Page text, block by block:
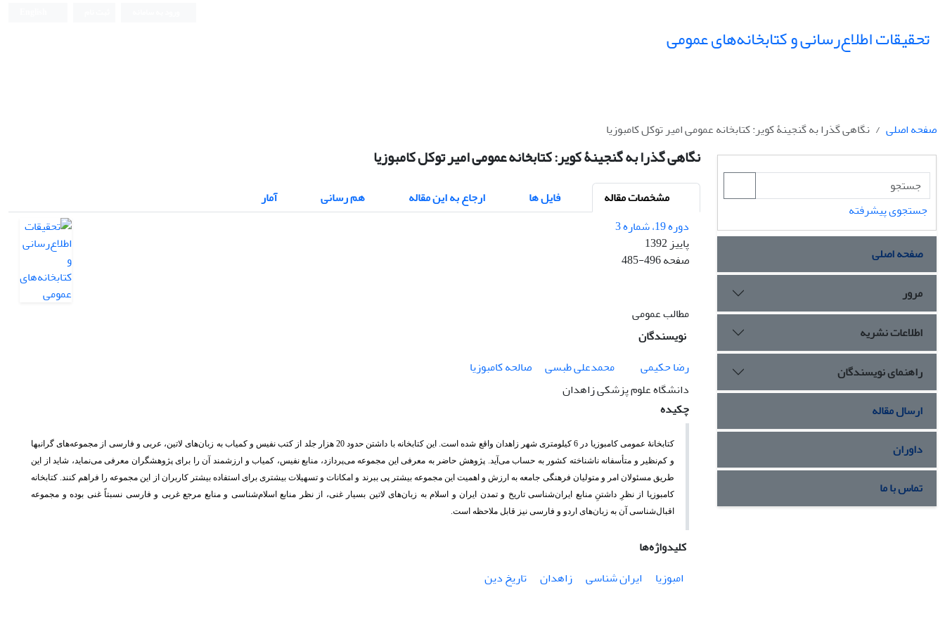
تحقیقات اطلاع‌رسانی و کتابخانه‌های عمومی
صفحه اصلی نگاهی گذرا به گنجینۀ کویر: کتابخانه عمومی امیر توکل کامبوزیا
نگاهی گذرا به گنجینۀ کویر: کتابخانه عمومی امیر توکل کامبوزیا
مشخصات مقاله فایل ها ارجاع به این مقاله هم رسانی
آمار
دوره 19، شماره 3
پاییز 1392
صفحه485-496
مطالب عمومی
نویسندگان
رضا حکیمی
محمدعلی طبسی
صالحه کامبوزیا
دانشگاه علوم پزشکی زاهدان
چکیده
کتابخانۀ عمومی کامبوزیا در 6 کیلومتری شهر زاهدان واقع شده است. این کتابخانه با داشتن حدود 20 هزار جلد از کتب نفیس و کمیاب به زبان‌های لاتین، عربی و فارسی از مجموعه‌های گرانبها
و کم‌نظیر و متأسفانه ناشناخته کشور به حساب می‌آید. پژوهش حاضر به معرفی این مجموعه می‌پردازد، منابع نفیس، کمیاب و ارزشمند آن را برای پژوهشگران معرفی می‌نماید، شاید از این
طریق مسئولان امر و متولیان فرهنگی جامعه به ارزش و اهمیت این مجموعه بیشتر پی ببرند و امکانات و تسهیلات بیشتری برای استفاده بیشتر کاربران از این مجموعه را فراهم کنند. کتابخانه
کامبوزیا از نظرِ داشتنِ منابع ایران‌شناسی تاریخ و تمدن ایران و اسلام به زبان‌های لاتین بسیار غنی، از نظر منابع اسلام‌شناسی و منابع مرجع غربی و فارسی نسبتاً غنی بوده و مجموعه
اقبال‌شناسی آن به زبان‌های اردو و فارسی نیز قابل ملاحظه است.
کلیدواژه‌ها
امبوزیا
ایران شناسی زاهدان تاریخ دین
جستجوی پیشرفته
صفحه اصلی
مرور
اطلاعات نشریه
راهنمای نویسندگان
ارسال مقاله
داوران
تماس با ما